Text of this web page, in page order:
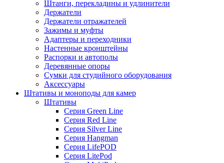
Штанги, перекладины и удлинители
Держатели
Держатели отражателей
Зажимы и муфты
Адаптеры и переходники
Настенные кронштейны
Распорки и автополы
Деревянные опоры
Сумки для студийного оборудования
Аксессуары
Штативы и моноподы для камер
Штативы
Серия Green Line
Серия Red Line
Серия Silver Line
Серия Hangman
Серия LifePOD
Серия LitePod